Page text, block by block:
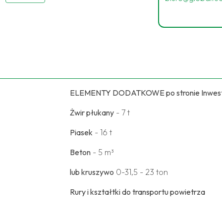
ELEMENTY DODATKOWE po stronie
Żwir płukany - 7 t
Piasek - 16 t
Beton - 5 m³
lub kruszywo 0-31,5 - 23 ton
Rury i kształtki do transportu powietrza